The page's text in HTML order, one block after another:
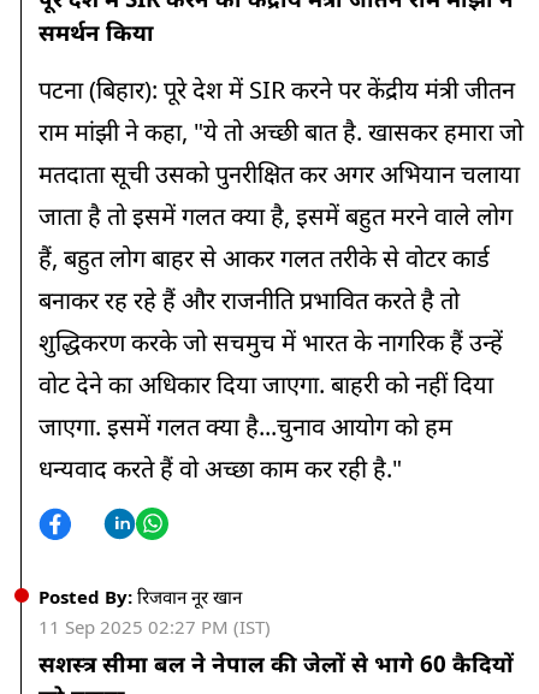
समर्थन किया
पटना (बिहार): पूरे देश में SIR करने पर केंद्रीय मंत्री जीतन
राम मांझी ने कहा, "ये तो अच्छी बात है. खासकर हमारा जो
मतदाता सूची उसको पुनरीक्षित कर अगर अभियान चलाया
जाता है तो इसमें गलत क्या है, इसमें बहुत मरने वाले लोग
हैं, बहुत लोग बाहर से आकर गलत तरीके से वोटर कार्ड
बनाकर रह रहे हैं और राजनीति प्रभावित करते है तो
शुद्धिकरण करके जो सचमुच में भारत के नागरिक हैं उन्हें
वोट देने का अधिकार दिया जाएगा. बाहरी को नहीं दिया
जाएगा. इसमें गलत क्या है...चुनाव आयोग को हम
धन्यवाद करते हैं वो अच्छा काम कर रही है."
Posted By: रिजवान नूर खान
11 Sep 2025 02:27 PM (IST)
सशस्त्र सीमा बल ने नेपाल की जेलों से भागे 60 कैदियों